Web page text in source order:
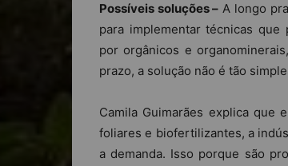
Possíveis soluções – A longo
para implementar técnicas
por orgânicos e
prazo, a solução não é tão
Camila Guimarães explica que
foliares e biofertilizantes, a
a demanda. Isso porque são